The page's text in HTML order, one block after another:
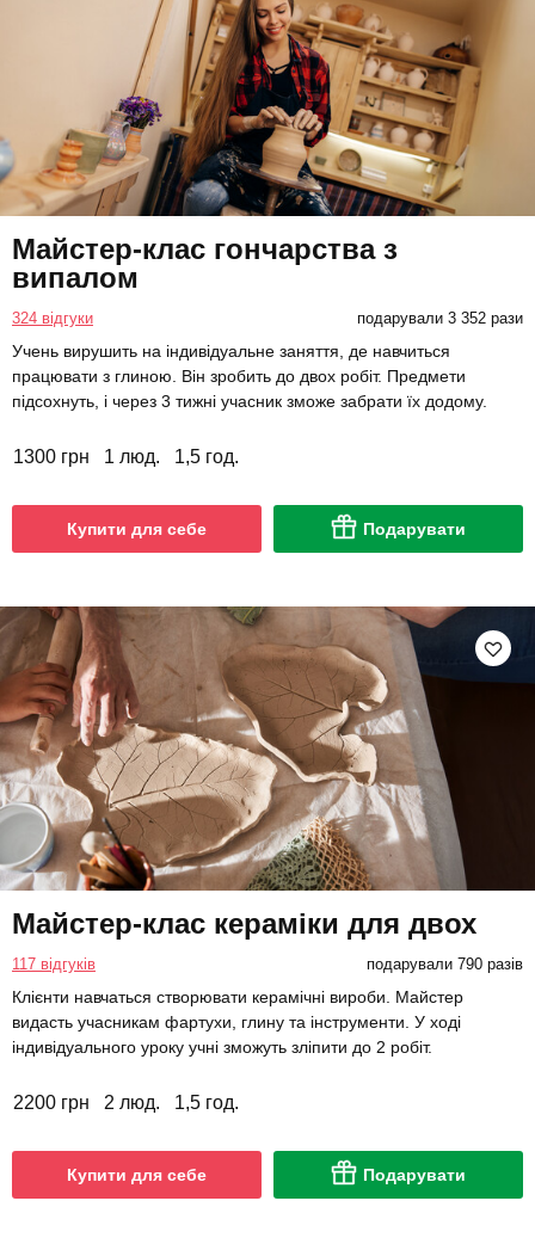
Майстер-клас гончарства з
випалом
324 відгуки подарували 3 352 рази
Учень вирушить на індивідуальне заняття, де навчиться
працювати з глиною. Він зробить до двох робіт. Предмети
підсохнуть, і через 3 тижні учасник зможе забрати їх додому.
1300 грн 1 люд. 1,5 год.
Купити для себе Подарувати
Майстер-клас кераміки для двох
117 відгуків подарували 790 разів
Клієнти навчаться створювати керамічні вироби. Майстер
видасть учасникам фартухи, глину та інструменти. У ході
індивідуального уроку учні зможуть зліпити до 2 робіт.
2200 грн 2 люд. 1,5 год.
Купити для себе Подарувати